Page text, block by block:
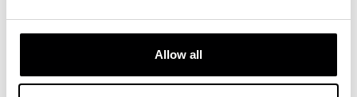
Allow all
ANOETA - AUDITORIOA (2B. ATEA)
Anoeta Pasalekua, 1 | 20014 Donostia